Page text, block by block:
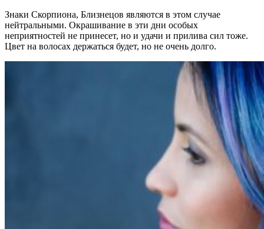
Знаки Скорпиона, Близнецов являются в этом случае
нейтральными. Окрашивание в эти дни особых
неприятностей не принесет, но и удачи и прилива сил тоже.
Цвет на волосах держаться будет, но не очень долго.